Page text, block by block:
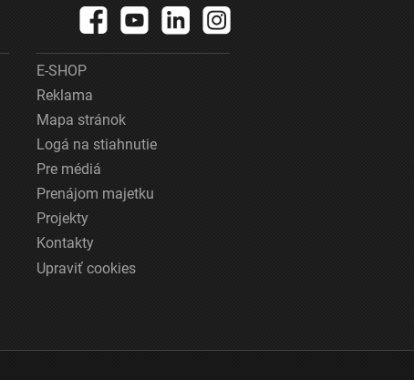
E-SHOP
Reklama
Mapa stránok
Logá na stiahnutie
Pre médiá
Prenájom majetku
Projekty
Kontakty
Upraviť cookies